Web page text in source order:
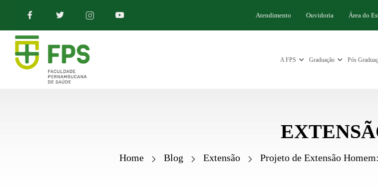
Atendimento Ouvidoria Área do
A FPS Graduação Pós
Home Blog Extensão Projeto de Extensão